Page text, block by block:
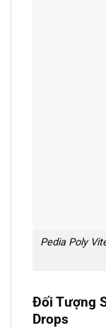
Pedia Poly
Đối Tượng
Drops